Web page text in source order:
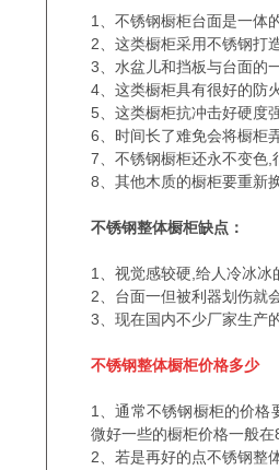
1、不锈钢橱柜台面是一体
2、这类橱柜采用不锈钢打
3、水盆儿和挡板与台面的
4、这类橱柜具有很好的防
5、这类橱柜抗冲击好硬度
6、时间长了难免会将橱柜
7、不锈钢橱柜还永不变色,
8、其他木质的橱柜要重新
不锈钢整体橱柜缺点：
1、视觉感较硬,给人冷冰冰
2、台面一但被利器划伤就
3、现在国内不少厂家生产
不锈钢整体橱柜价格多少
1、通常不锈钢橱柜的价
微好一些的橱柜价格一般
2、若是再好的点不锈钢整